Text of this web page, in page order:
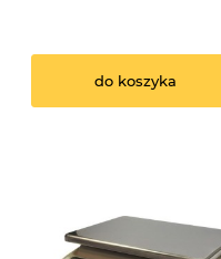
do koszyka